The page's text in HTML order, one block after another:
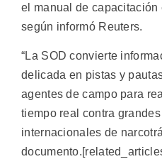
el manual de capacitación
según informó Reuters.
“La SOD convierte
delicada en pistas y
agentes de campo para
tiempo real contra
internacionales de